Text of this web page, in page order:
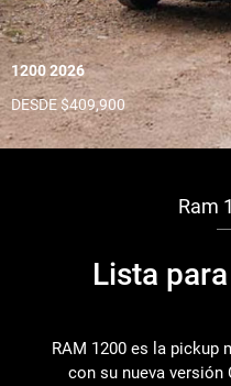
1200 2026
DESDE $409,900
Ram
Lista
RAM 1200 es la pickup
con su nueva versión